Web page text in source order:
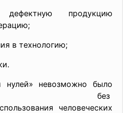
продукцию
в технологию;
нулей» невозможно было
без
человеческих